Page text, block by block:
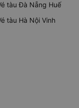
tàu Đà Nẵng Huế
tàu Hà Nội Vinh